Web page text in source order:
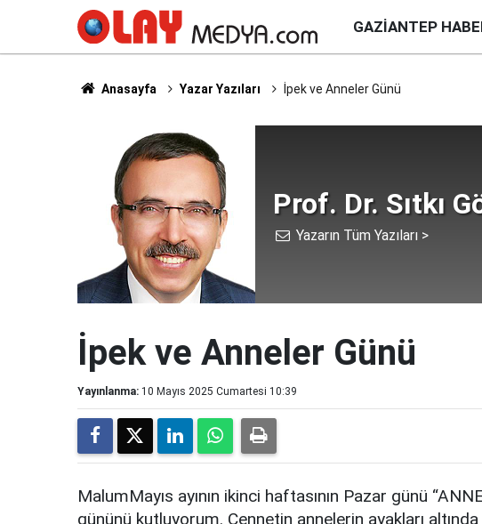
GAZIANTEP
Anasayfa Yazar Yazıları İpek ve Anneler Günü
Prof. Dr. Sıtkı
Yazarın Tüm Yazıları >
İpek ve Anneler Günü
Yayınlanma: 10 Mayıs 2025 Cumartesi 10:39
MalumMayıs ayının ikinci haftasının Pazar günü
gününü kutluyorum. Cennetin annelerin ayakları